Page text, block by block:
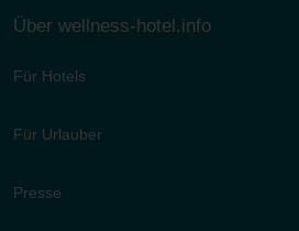
Über wellness-hotel.info
Für Hotels
Für Urlauber
Presse